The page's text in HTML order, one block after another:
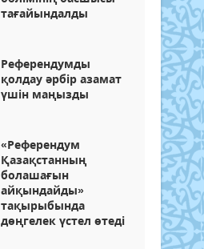
тағайындалды
Референдумды
қолдау әрбір азамат
үшін маңызды
«Референдум
Қазақстанның
болашағын
айқындайды»
тақырыбында
дөңгелек үстел өтеді